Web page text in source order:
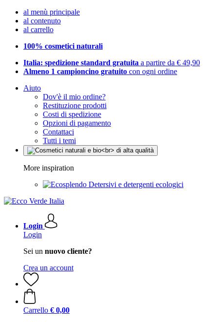
al menù principale
al contenuto
al carrello
100% cosmetici naturali
Italia: spedizione standard gratuita a partire da € 49,90
Almeno 1 campioncino gratuito con ogni ordine
Aiuto
Dov'è il mio ordine?
Restituzione prodotti
Costi di spedizione
Opzioni di pagamento
Contattaci
Tutti i temi
More inspiration
Detersivi e detergenti ecologici
Login
Login
Sei un nuovo cliente?
Crea un account
Carrello € 0,00